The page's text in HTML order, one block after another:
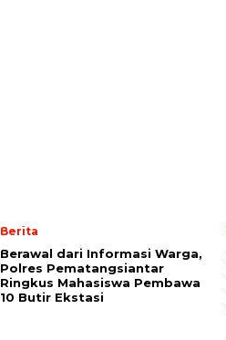
Berita
Berawal dari Informasi Warga,
Polres Pematangsiantar
Ringkus Mahasiswa Pembawa
10 Butir Ekstasi